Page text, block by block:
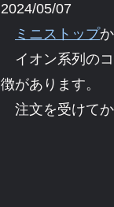
2024/05/07
ミニストップ
イオン系列のコ
徴があります。
注文を受けてか